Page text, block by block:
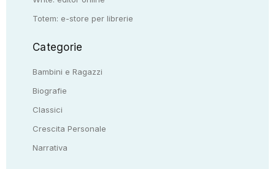
Totem: e-store per librerie
Categorie
Bambini e Ragazzi
Biografie
Classici
Crescita Personale
Narrativa